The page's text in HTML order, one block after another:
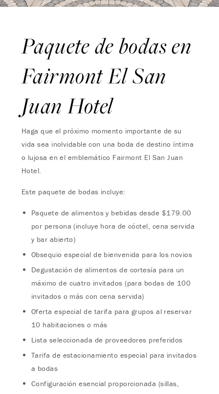
Paquete de bodas en
Fairmont El San
Juan Hotel
Haga que el próximo momento importante de su
vida sea inolvidable con una boda de destino íntima
o lujosa en el emblemático Fairmont El San Juan
Hotel.
Este paquete de bodas incluye:
Paquete de alimentos y bebidas desde $179.00
por persona (incluye hora de cóctel, cena servida
y bar abierto)
Obsequio especial de bienvenida para los novios
Degustación de alimentos de cortesía para un
máximo de cuatro invitados (para bodas de 100
invitados o más con cena servida)
Oferta especial de tarifa para grupos al reservar
10 habitaciones o más
Lista seleccionada de proveedores preferidos
Tarifa de estacionamiento especial para invitados
a bodas
Configuración esencial proporcionada (sillas,